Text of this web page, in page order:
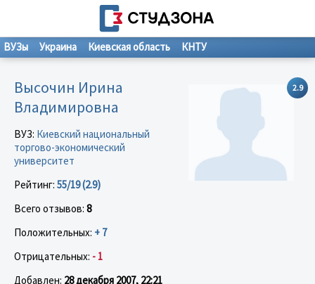
ВУЗы Украина Киевская область КНТУ
2.9
Высочин Ирина
Владимировна
ВУЗ: Киевский национальный
торгово-экономический
университет
Рейтинг: 55/19 (2.9)
Всего отзывов: 8
Положительных: + 7
Отрицательных: - 1
Добавлен: 28 декабря 2007, 22:21